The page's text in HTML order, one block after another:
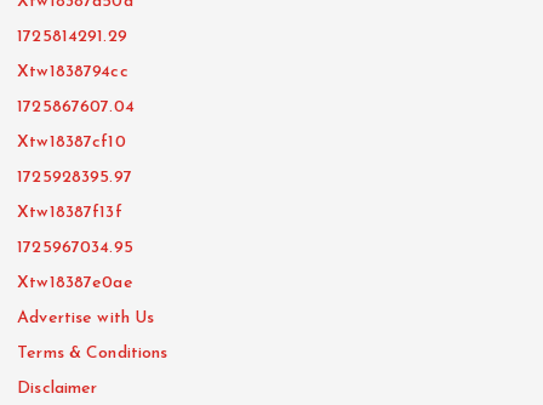
1725814291.29
Xtw1838794cc
1725867607.04
Xtw18387cf10
1725928395.97
Xtw18387f13f
1725967034.95
Xtw18387e0ae
Advertise with Us
Terms & Conditions
Disclaimer